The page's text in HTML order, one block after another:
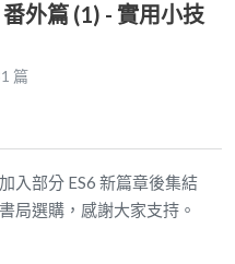
外篇 (1) - 實用小技
篇
入部分 ES6 新篇章後集結
局選購，感謝大家支持。